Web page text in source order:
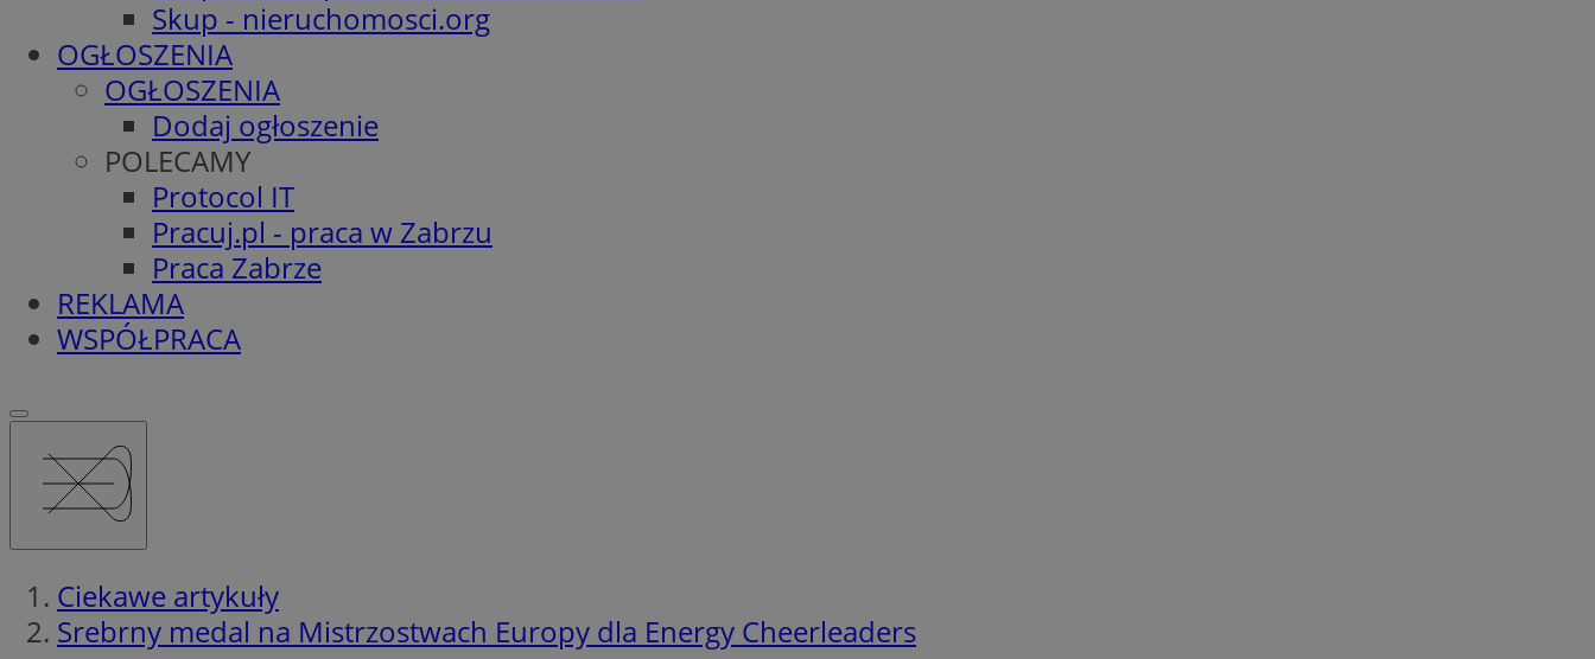
Skup - nieruchomosci.org
OGŁOSZENIA
OGŁOSZENIA
Dodaj ogłoszenie
POLECAMY
Protocol IT
Pracuj.pl - praca w Zabrzu
Praca Zabrze
REKLAMA
WSPÓŁPRACA
Ciekawe artykuły
Srebrny medal na Mistrzostwach Europy dla Energy Cheerleaders